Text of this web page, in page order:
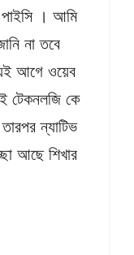
। আমি
না তবে
আগে ওয়েব
টেকনলজি কে
ন্যাটিভ
আছে শিখার